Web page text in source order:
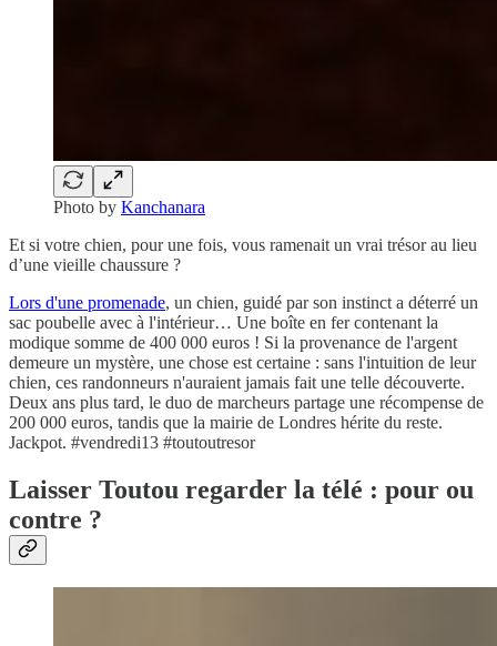
Photo by Kanchanara
Et si votre chien, pour une fois, vous ramenait un vrai trésor au lieu
d’une vieille chaussure ?
Lors d'une promenade, un chien, guidé par son instinct a déterré un
sac poubelle avec à l'intérieur… Une boîte en fer contenant la
modique somme de 400 000 euros ! Si la provenance de l'argent
demeure un mystère, une chose est certaine : sans l'intuition de leur
chien, ces randonneurs n'auraient jamais fait une telle découverte.
Deux ans plus tard, le duo de marcheurs partage une récompense de
200 000 euros, tandis que la mairie de Londres hérite du reste.
Jackpot. #vendredi13 #toutoutresor
Laisser Toutou regarder la télé : pour ou
contre ?